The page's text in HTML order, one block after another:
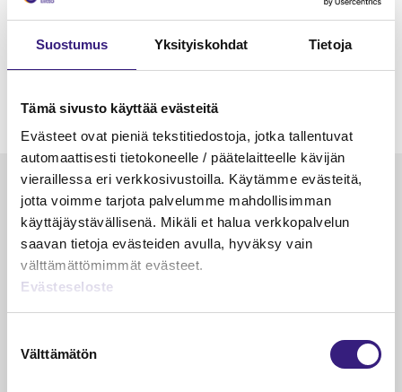
Suostumus Yksityiskohdat Tietoja
Tämä sivusto käyttää evästeitä
Evästeet ovat pieniä tekstitiedostoja, jotka tallentuvat
automaattisesti tietokoneelle / päätelaitteelle kävijän
vieraillessa eri verkkosivustoilla. Käytämme evästeitä,
jotta voimme tarjota palvelumme mahdollisimman
käyttäjäystävällisenä. Mikäli et halua verkkopalvelun
saavan tietoja evästeiden avulla, hyväksy vain
välttämättömimmät evästeet.
Evästeseloste
valinta
Välttämätön
Luetuimmat
VEROTUS
Kulu­veloitukset arvon­lisä­
verotuksessa – omien kulujen
Petri Salomaa
Tarja
14.5.2021